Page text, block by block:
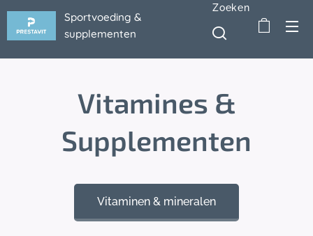
Sportvoeding &
supplementen
Zoeken
Vitamines &
Supplementen
Vitaminen & mineralen